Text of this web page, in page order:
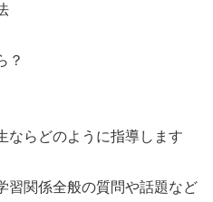
？
ならどのように指導します
習関係全般の質問や話題など